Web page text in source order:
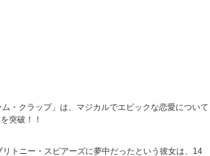
・クラップ」は、マジカルでエピックな恋愛について
突破！！
トニー・スピアーズに夢中だったという彼女は、14